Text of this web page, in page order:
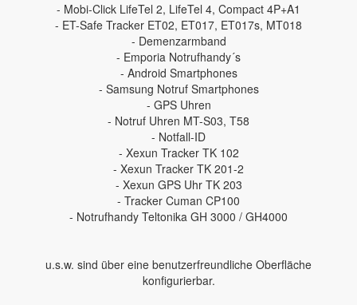
- Mobi-Click LifeTel 2, LifeTel 4, Compact 4P+A1
- ET-Safe Tracker ET02, ET017, ET017s, MT018
- Demenzarmband
- Emporia Notrufhandy´s
- Android Smartphones
- Samsung Notruf Smartphones
- GPS Uhren
- Notruf Uhren MT-S03, T58
- Notfall-ID
- Xexun Tracker TK 102
- Xexun Tracker TK 201-2
- Xexun GPS Uhr TK 203
- Tracker Cuman CP100
- Notrufhandy Teltonika GH 3000 / GH4000
u.s.w. sind über eine benutzerfreundliche Oberfläche
konfigurierbar.